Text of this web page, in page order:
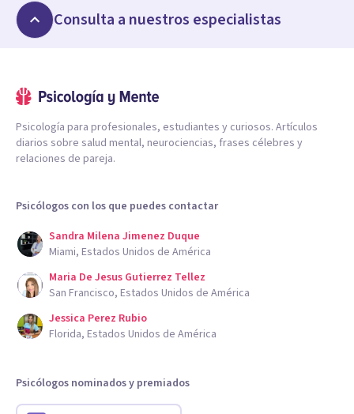
Consulta a nuestros especialistas
Psicología para profesionales, estudiantes y curiosos. Artículos
diarios sobre salud mental, neurociencias, frases célebres y
relaciones de pareja.
Psicólogos con los que puedes contactar
Sandra Milena Jimenez Duque
Miami, Estados Unidos de América
Maria De Jesus Gutierrez Tellez
San Francisco, Estados Unidos de América
Jessica Perez Rubio
Florida, Estados Unidos de América
Psicólogos nominados y premiados